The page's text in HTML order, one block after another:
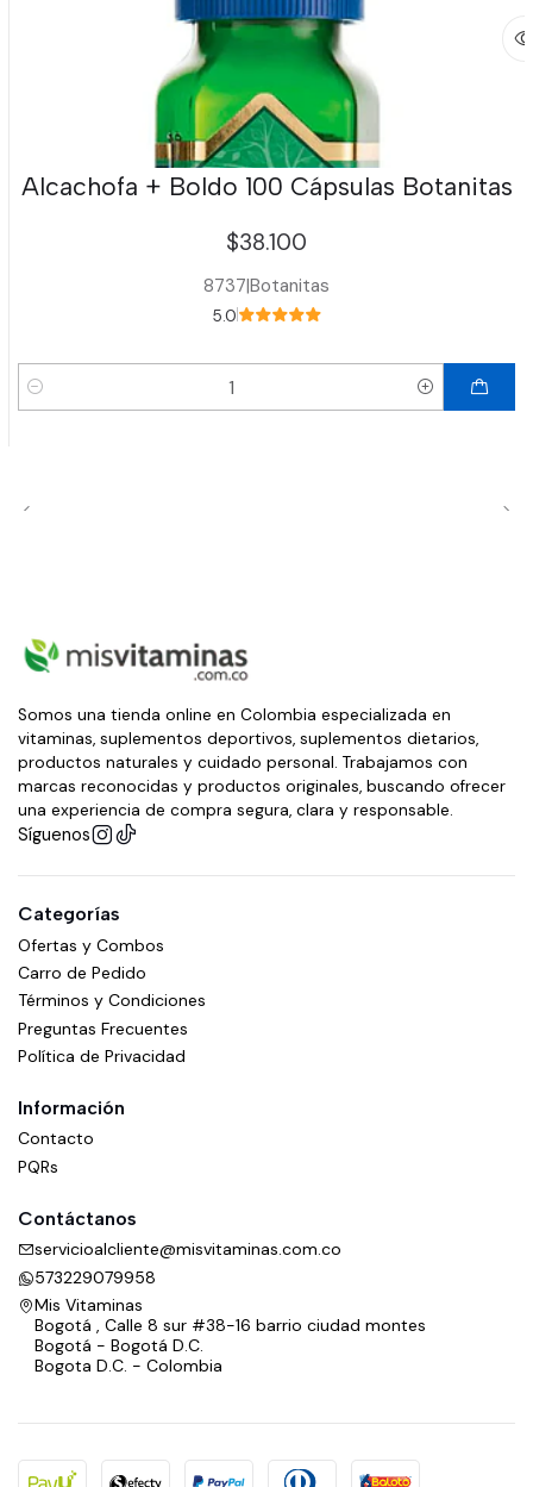
Alcachofa + Boldo 100 Cápsulas Botanitas
$38.100
8737|Botanitas
5.0
Cantidad
Somos una tienda online en Colombia especializada en
vitaminas, suplementos deportivos, suplementos dietarios,
productos naturales y cuidado personal. Trabajamos con
marcas reconocidas y productos originales, buscando ofrecer
una experiencia de compra segura, clara y responsable.
Síguenos
Categorías
Ofertas y Combos
Carro de Pedido
Términos y Condiciones
Preguntas Frecuentes
Política de Privacidad
Información
Contacto
PQRs
Contáctanos
servicioalcliente@misvitaminas.com.co
573229079958
Mis Vitaminas
Bogotá , Calle 8 sur #38-16 barrio ciudad montes
Bogotá - Bogotá D.C.
Bogota D.C. - Colombia